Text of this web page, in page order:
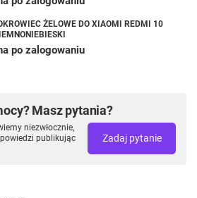
ŻELOWE DO XIAOMI REDMI 10
po zalogowaniu
Masz pytania?
niezwłocznie,
publikując
Zadaj pytanie